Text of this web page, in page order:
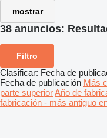
mostrar
38 anuncios:
Filtro
Clasificar: Fecha de
Fecha de publicación Más
parte superiorAño de
fabricación - más antiguo